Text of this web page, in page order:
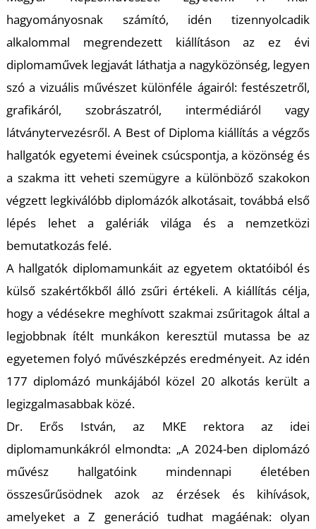
hagyományosnak számító, idén tizennyolcadik
alkalommal megrendezett kiállításon az ez évi
diplomaművek legjavát láthatja a nagyközönség, legyen
szó a vizuális művészet különféle ágairól: festészetről,
grafikáról, szobrászatról, intermédiáról vagy
látványtervezésről. A Best of Diploma kiállítás a végzős
hallgatók egyetemi éveinek csúcspontja, a közönség és
a szakma itt veheti szemügyre a különböző szakokon
végzett legkiválóbb diplomázók alkotásait, továbbá első
lépés lehet a galériák világa és a nemzetközi
bemutatkozás felé.
A hallgatók diplomamunkáit az egyetem oktatóiból és
külső szakértőkből álló zsűri értékeli. A kiállítás célja,
hogy a védésekre meghívott szakmai zsűritagok által a
legjobbnak ítélt munkákon keresztül mutassa be az
egyetemen folyó művészképzés eredményeit. Az idén
177 diplomázó munkájából közel 20 alkotás került a
legizgalmasabbak közé.
Dr. Erős István, az MKE rektora az idei
diplomamunkákról elmondta: „A 2024-ben diplomázó
művész hallgatóink mindennapi életében
összesűrűsödnek azok az érzések és kihívások,
amelyeket a Z generáció tudhat magáénak: olyan